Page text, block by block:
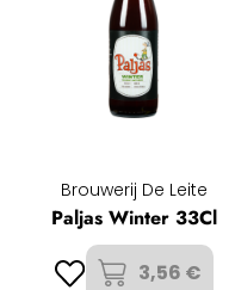
Brouwerij De Leite
Paljas Winter 33Cl
3,56 €